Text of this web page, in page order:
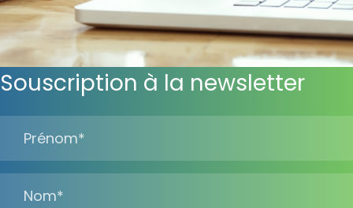
Souscription à la newsletter